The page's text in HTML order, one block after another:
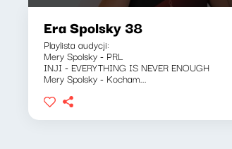
Era Spolsky 38
Playlista audycji:
Mery Spolsky - PRL
INJI - EVERYTHING IS NEVER ENOUGH
Mery Spolsky - Kocham...